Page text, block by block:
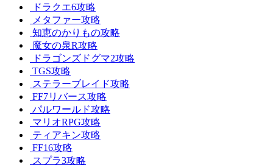
ドラクエ6攻略
メタファー攻略
知恵のかりもの攻略
魔女の泉R攻略
ドラゴンズドグマ2攻略
TGS攻略
ステラーブレイド攻略
FF7リバース攻略
パルワールド攻略
マリオRPG攻略
ティアキン攻略
FF16攻略
スプラ3攻略